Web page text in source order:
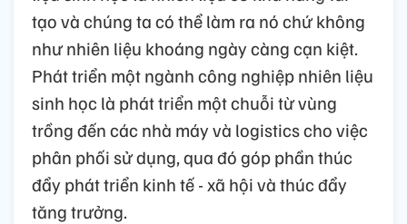
tạo và chúng ta có thể làm ra nó chứ không
như nhiên liệu khoáng ngày càng cạn kiệt.
Phát triển một ngành công nghiệp nhiên liệu
sinh học là phát triển một chuỗi từ vùng
trồng đến các nhà máy và logistics cho việc
phân phối sử dụng, qua đó góp phần thúc
đẩy phát triển kinh tế - xã hội và thúc đẩy
tăng trưởng.